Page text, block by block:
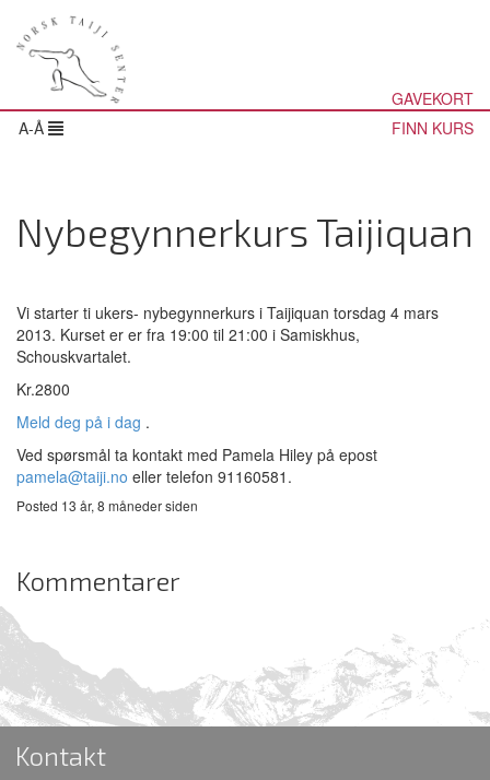
GAVEKORT
A-Å
FINN KURS
Nybegynnerkurs Taijiquan
Vi starter ti ukers- nybegynnerkurs i Taijiquan torsdag 4 mars
2013. Kurset er er fra 19:00 til 21:00 i Samiskhus,
Schouskvartalet.
Kr.2800
Meld deg på i dag .
Ved spørsmål ta kontakt med Pamela Hiley på epost
pamela@taiji.no eller telefon 91160581.
Posted 13 år, 8 måneder siden
Kommentarer
Kontakt